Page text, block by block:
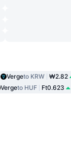
Vergeto KRW ₩2.82
Vergeto HUF Ft0.623